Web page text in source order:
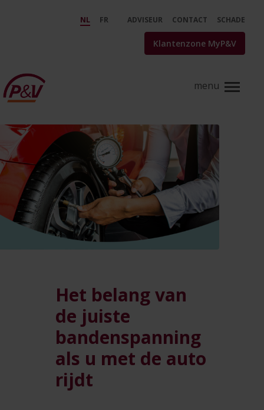
Bandenspanning: het belang
NL FR ADVISEUR CONTACT SCHADE
Klantenzone MyP&V
Het belang van
de juiste
bandenspanning
als u met de auto
rijdt